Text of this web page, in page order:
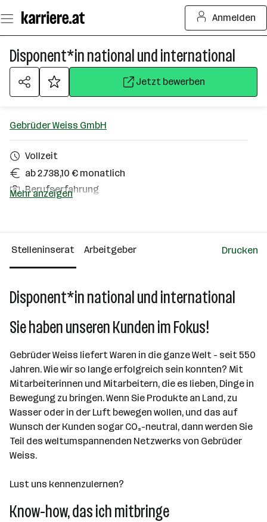
Seiteninhalt
springen
Anmelden
Disponent*in national und international
Jetzt bewerben
Gebrüder Weiss GmbH
Vollzeit
ab 2.738,10 € monatlich
Berufserfahrung
Über das Unternehmen
2501 - 10000 Mitarbeiter*innen
Mehr anzeigen
Stelleninserat Arbeitgeber Drucken
Disponent*in national und international
Sie haben unseren Kunden im Fokus!
Gebrüder Weiss liefert Waren in die ganze Welt - seit 550
Jahren. Wie wir so lange erfolgreich sein konnten? Mit
Mitarbeiterinnen und Mitarbeitern, die es lieben, Dinge in
Bewegung zu bringen. Wenn Sie Produkte an Land, zu
Wasser oder in der Luft bewegen wollen, und das auf
Wunsch der Kunden sogar CO₂-neutral, dann werden Sie
Teil des weltumspannenden Netzwerks von Gebrüder
Weiss.
Lust uns kennenzulernen?
Know-how, das ich mitbringe